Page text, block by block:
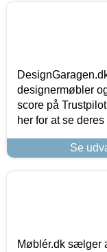
designermøbler
score på
her for at se
Se
Møblér.dk sælger